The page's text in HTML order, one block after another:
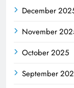
December
November
October 2025
September